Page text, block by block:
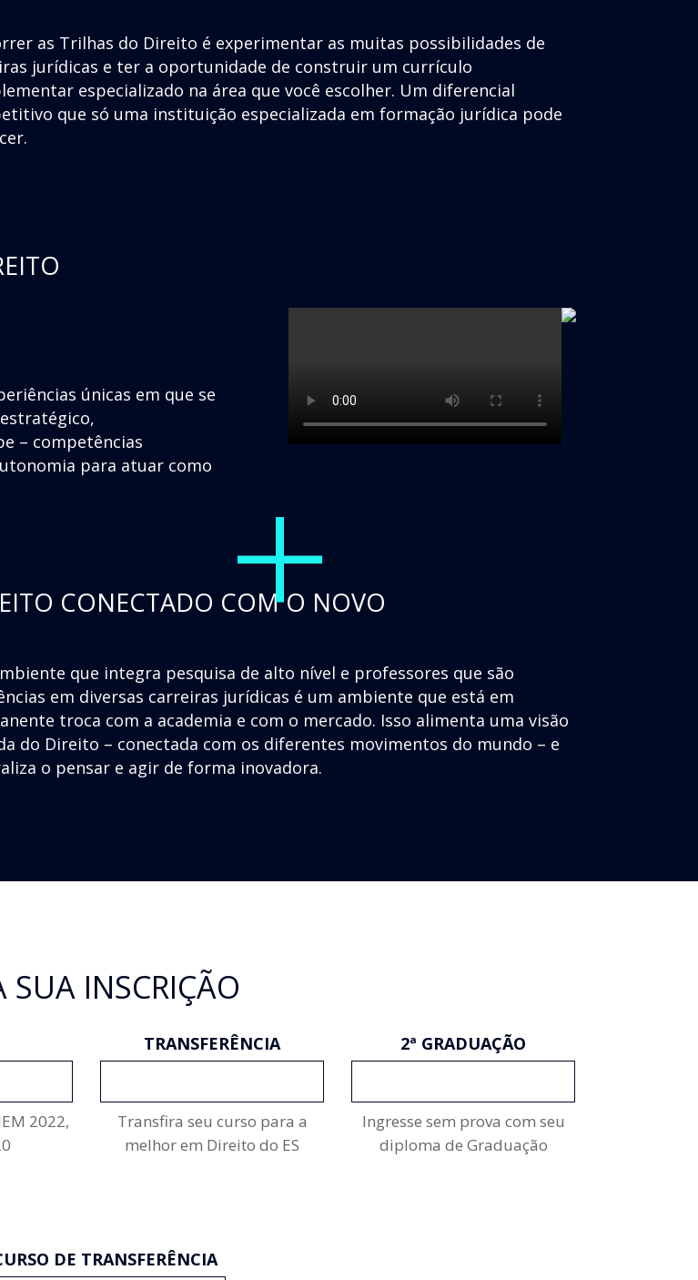
as Trilhas do Direito é experimentar as muitas possibilidades de
jurídicas e ter a oportunidade de construir um currículo
especializado na área que você escolher. Um diferencial
que só uma instituição especializada em formação jurídica pode
únicas em que se
– competências
para atuar como
+
CONECTADO COM O NOVO
que integra pesquisa de alto nível e professores que são
em diversas carreiras jurídicas é um ambiente que está em
troca com a academia e com o mercado. Isso alimenta uma visão
do Direito – conectada com os diferentes movimentos do mundo – e
o pensar e agir de forma inovadora.
SUA INSCRIÇÃO
2022,
TRANSFERÊNCIA
Transfira seu curso para a
melhor em Direito do ES
2ª GRADUAÇÃO
Ingresse sem prova com seu
diploma de Graduação
DE TRANSFERÊNCIA